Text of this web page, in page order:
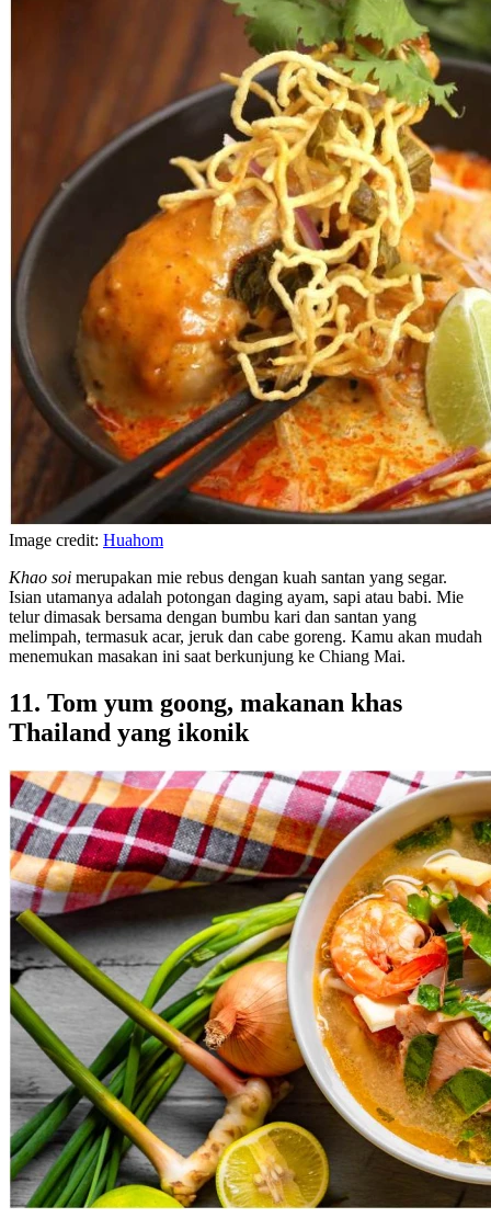
Image credit: Huahom
Khao soi merupakan mie rebus dengan kuah santan yang segar.
Isian utamanya adalah potongan daging ayam, sapi atau babi. Mie
telur dimasak bersama dengan bumbu kari dan santan yang
melimpah, termasuk acar, jeruk dan cabe goreng. Kamu akan mudah
menemukan masakan ini saat berkunjung ke Chiang Mai.
11. Tom yum goong, makanan khas
Thailand yang ikonik